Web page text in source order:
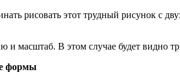
рисовать этот трудный рисунок с
масштаб. В этом случае будет видно
формы